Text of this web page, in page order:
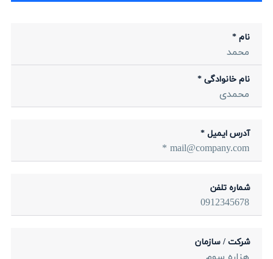
نام *
نام خانوادگی *
آدرس ایمیل *
شماره تلفن
شرکت / سازمان